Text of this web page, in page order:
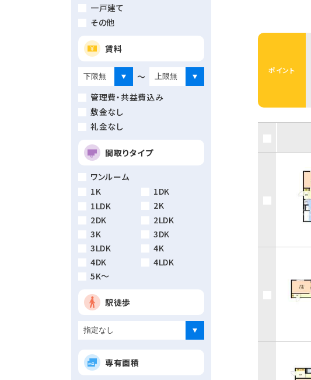
一戸建て
その他
賃料
～
管理費・共益費込み
敷金なし
礼金なし
間取りタイプ
ワンルーム
1K
1DK
1LDK
2K
2DK
2LDK
3K
3DK
3LDK
4K
4DK
4LDK
5K～
駅徒歩
専有面積
ポイント